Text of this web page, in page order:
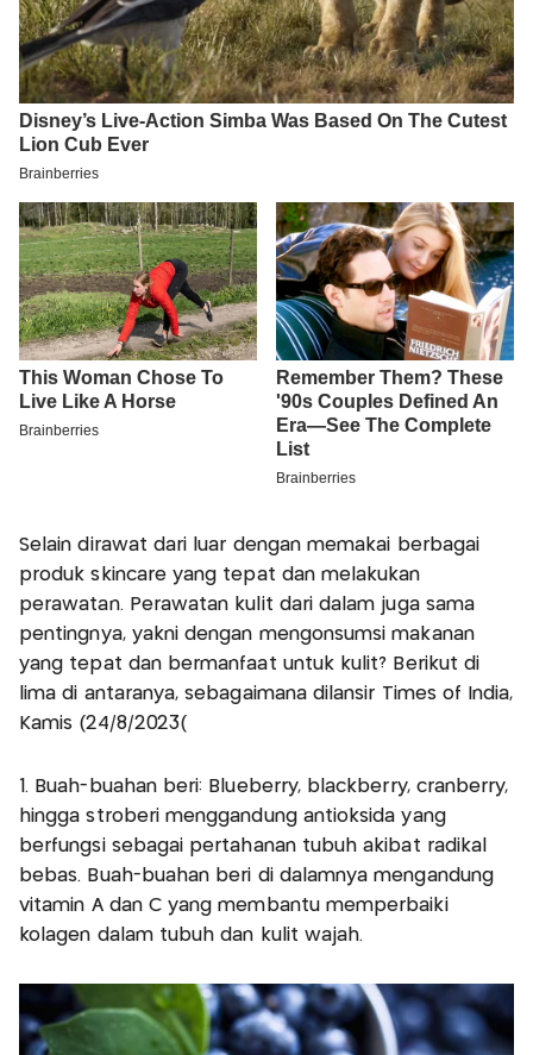
Selain dirawat dari luar dengan memakai berbagai
produk skincare yang tepat dan melakukan
perawatan. Perawatan kulit dari dalam juga sama
pentingnya, yakni dengan mengonsumsi makanan
yang tepat dan bermanfaat untuk kulit? Berikut di
lima di antaranya, sebagaimana dilansir Times of India,
Kamis (24/8/2023(
1. Buah-buahan beri: Blueberry, blackberry, cranberry,
hingga stroberi menggandung antioksida yang
berfungsi sebagai pertahanan tubuh akibat radikal
bebas. Buah-buahan beri di dalamnya mengandung
vitamin A dan C yang membantu memperbaiki
kolagen dalam tubuh dan kulit wajah.